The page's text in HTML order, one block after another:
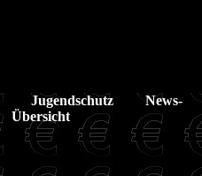
Jugendschutz
News-
Übersicht